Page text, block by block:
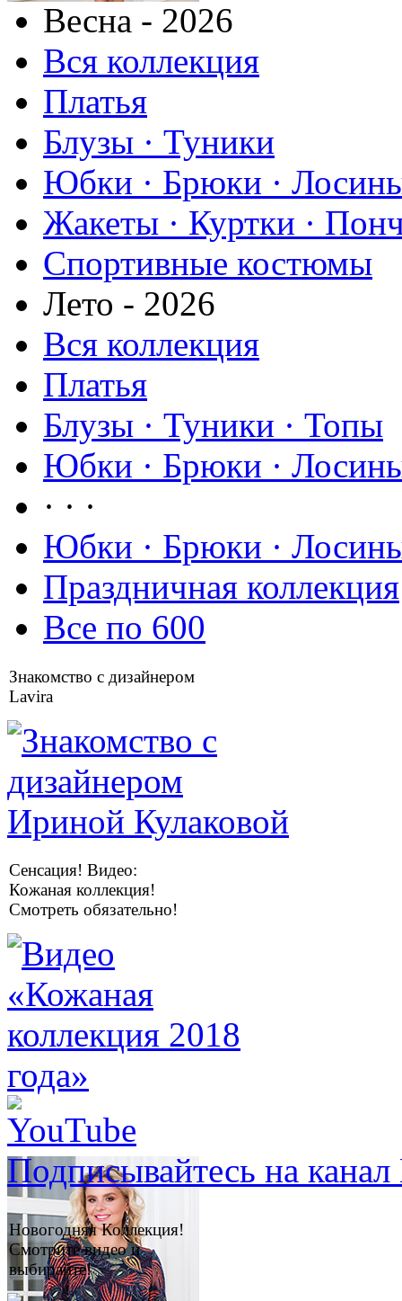
Весна - 2026
Вся коллекция
Платья
Блузы · Туники
Юбки · Брюки ·
Жакеты · Куртки ·
Спортивные костюмы
Лето - 2026
Вся коллекция
Платья
Блузы · Туники · Топы
Юбки · Брюки ·
· · ·
Юбки · Брюки ·
Праздничная коллекция
Все по 600
Знакомство с дизайнером
Lavira
Сенсация! Видео:
Кожаная коллекция!
Смотреть обязательно!
Подписывайтесь на
Новогодняя Коллекция!
Смотрите видео и
выбирайте!